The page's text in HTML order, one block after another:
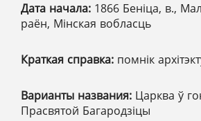
Дата начала: 1866 Беніца, в.,
раён, Мінская вобласць
Краткая справка: помнік
Варианты названия: Царква ў
Прасвятой Багародзіцы